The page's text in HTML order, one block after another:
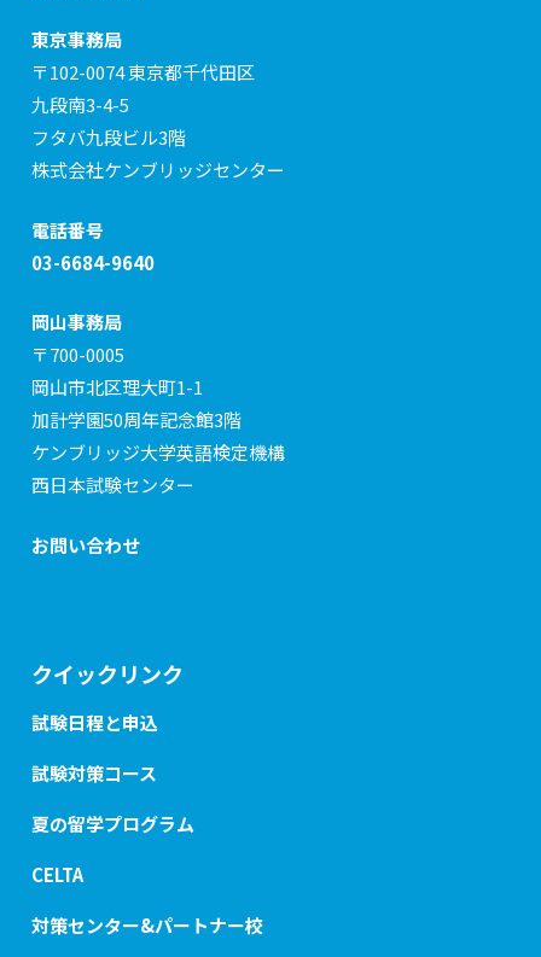
東京事務局
〒102-0074 東京都千代田区
九段南3-4-5
フタバ九段ビル3階
株式会社ケンブリッジセンター
電話番号
03-6684-9640
岡山事務局
〒700-0005
岡山市北区理大町1-1
加計学園50周年記念館3階
ケンブリッジ大学英語検定機構
西日本試験センター
お問い合わせ
クイックリンク
試験日程と申込
試験対策コース
夏の留学プログラム
CELTA
対策センター&パートナー校